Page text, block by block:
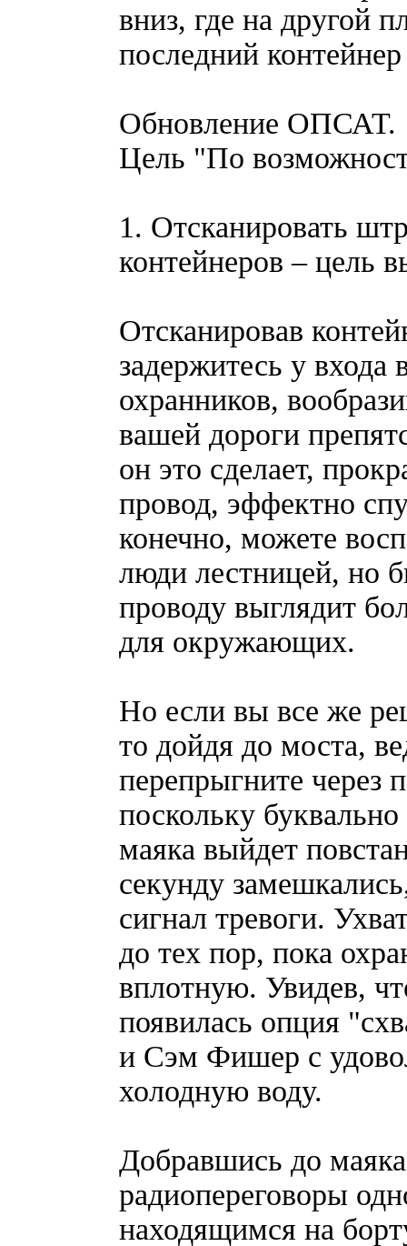
вниз, где на другой
последний
Обновление ОПСАТ.
Цель "По
1. Отсканировать
контейнеров – цель
Отсканировав
задержитесь у входа
охранников,
вашей дороги
он это сделает,
провод, эффектно
конечно, можете
люди лестницей, но
проводу выглядит
для окружающих.
Но если вы все же
то дойдя до моста,
перепрыгните через
поскольку
маяка выйдет
секунду
сигнал тревоги.
до тех пор, пока
вплотную. Увидев,
появилась опция
и Сэм Фишер с
холодную воду.
Добравшись до
радиопереговоры
находящимся на